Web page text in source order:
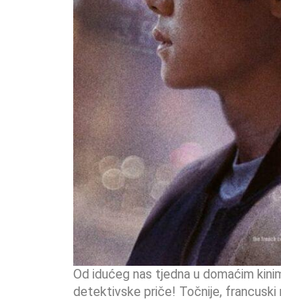
Od idućeg nas tjedna u domaćim
detektivske priče! Točnije, francuski